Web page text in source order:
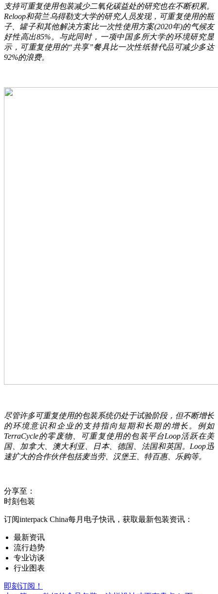
支持可重复使用包装减少二氧化碳益处的研究也在不断积累。
Reloop和荷兰乌得勒支大学的研究人员发现，可重复使用的瓶
子、罐子和其他解决方案比一次性使用方案(2020年)的气候友
好性高出85%。与此同时，一项中国多所大学的环境研究显
示，可重复使用的“共享”餐具比一次性纸替代品可减少多达
92%的浪费。
尽管许多可重复使用的包装系统仍处于试验阶段，但不断增长
的环境意识和企业的支持指向短期和长期的增长。例如
TerraCycle的零废物、可重复使用的包装平台Loop活跃在美
国、加拿大、澳大利亚、日本、德国、法国和英国。Loop迅
速扩大的合作伙伴包括麦当劳、汉堡王、特百惠、乐购等。
分享至：
时刻包装
订阅interpack China每月电子快讯，获取最新包装资讯：
最新资讯
流行趋势
专业访谈
行业图表
即刻订阅！